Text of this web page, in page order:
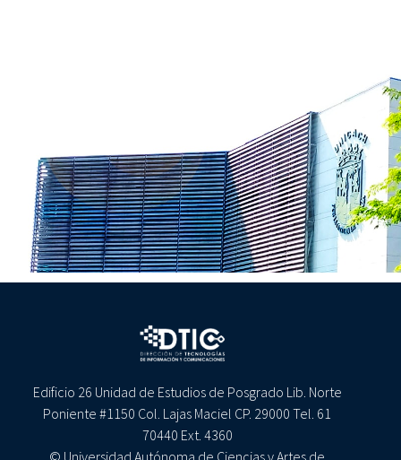
Edificio 26 Unidad de Estudios de Posgrado Lib. Norte
Poniente #1150 Col. Lajas Maciel CP. 29000 Tel. 61
70440 Ext. 4360